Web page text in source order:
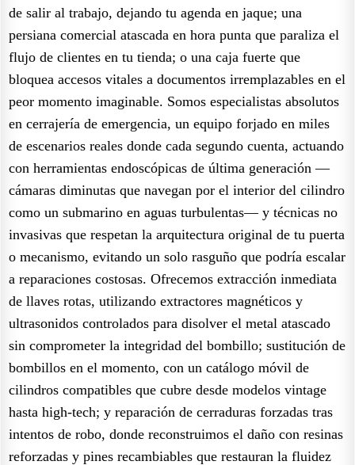
de salir al trabajo, dejando tu agenda en jaque; una
persiana comercial atascada en hora punta que paraliza el
flujo de clientes en tu tienda; o una caja fuerte que
bloquea accesos vitales a documentos irremplazables en el
peor momento imaginable. Somos especialistas absolutos
en cerrajería de emergencia, un equipo forjado en miles
de escenarios reales donde cada segundo cuenta, actuando
con herramientas endoscópicas de última generación —
cámaras diminutas que navegan por el interior del cilindro
como un submarino en aguas turbulentas— y técnicas no
invasivas que respetan la arquitectura original de tu puerta
o mecanismo, evitando un solo rasguño que podría escalar
a reparaciones costosas. Ofrecemos extracción inmediata
de llaves rotas, utilizando extractores magnéticos y
ultrasonidos controlados para disolver el metal atascado
sin comprometer la integridad del bombillo; sustitución de
bombillos en el momento, con un catálogo móvil de
cilindros compatibles que cubre desde modelos vintage
hasta high-tech; y reparación de cerraduras forzadas tras
intentos de robo, donde reconstruimos el daño con resinas
reforzadas y pines recambiables que restauran la fluidez